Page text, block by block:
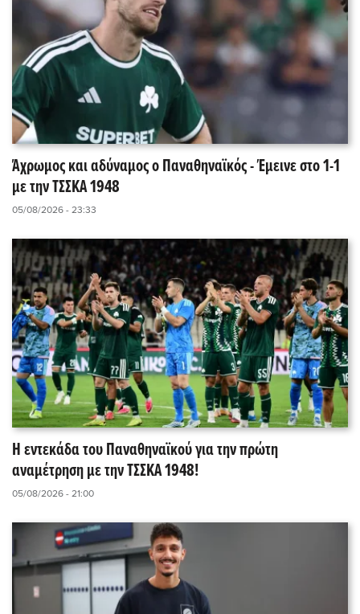
Άχρωμος και αδύναμος ο Παναθηναϊκός - Έμεινε στο 1-1
με την ΤΣΣΚΑ 1948
05/08/2026 - 23:33
Η εντεκάδα του Παναθηναϊκού για την πρώτη
αναμέτρηση με την ΤΣΣΚΑ 1948!
05/08/2026 - 21:00